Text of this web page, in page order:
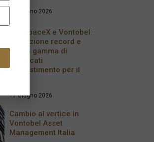
26 Giugno 2026
IPO SpaceX e Vontobel:
quotazione record e
nuova gamma di
certificati
d’investimento per il
17 Giugno 2026
Cambio al vertice in
Vontobel Asset
Management Italia